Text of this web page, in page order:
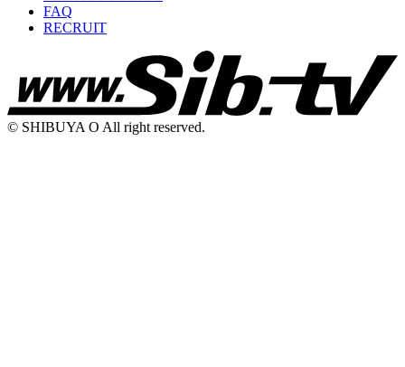
FAQ
RECRUIT
© SHIBUYA O All right reserved.